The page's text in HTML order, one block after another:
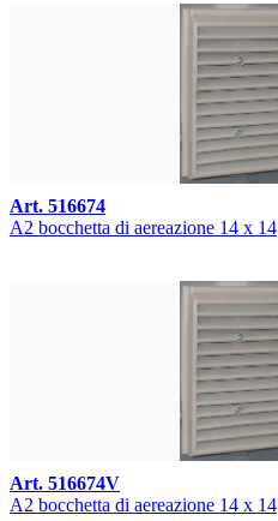
Art. 516674
A2 bocchetta di aereazione 14 x 14
Art. 516674V
A2 bocchetta di aereazione 14 x 14